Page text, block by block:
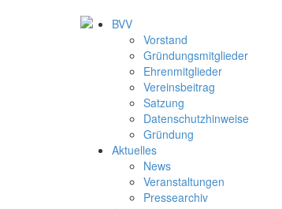
BVV
Vorstand
Gründungsmitglieder
Ehrenmitglieder
Vereinsbeitrag
Satzung
Datenschutzhinweise
Gründung
Aktuelles
News
Veranstaltungen
Pressearchiv